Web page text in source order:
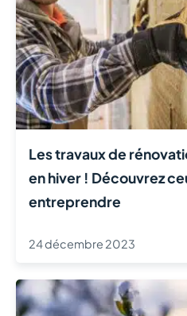
Les travaux de
en hiver ! Découvrez
entreprendre
24 décembre 2023